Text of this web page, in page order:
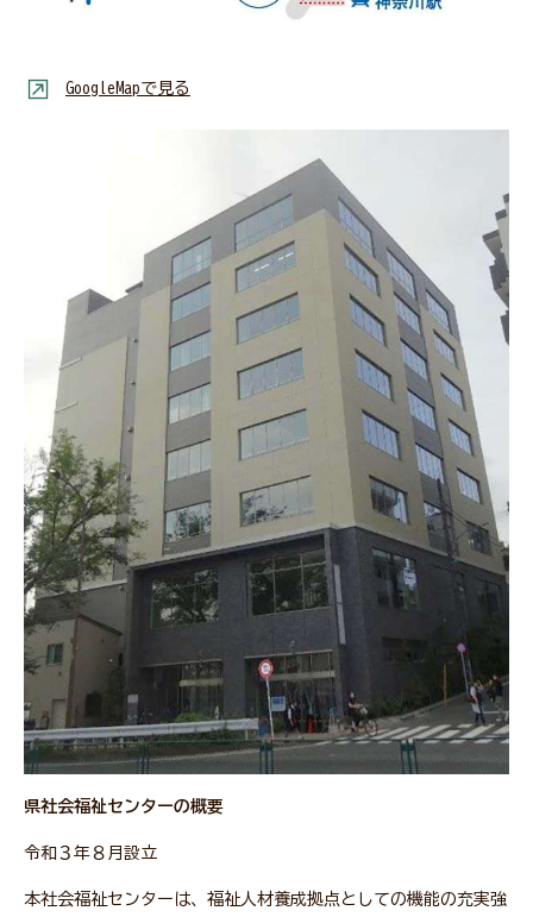
GoogleMapで見る
県社会福祉センターの概要
令和３年８月設立
本社会福祉センターは、福祉人材養成拠点としての機能の充実強